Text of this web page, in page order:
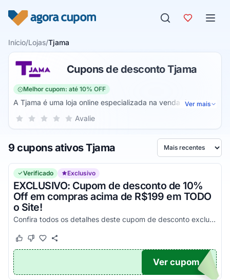
Início/Lojas/Tjama
Cupons de desconto Tjama
Melhor cupom: até 10% OFF
A Tjama é uma loja online especializada na venda de
pijamas femininos, masculinos e, também, infantis. Assim,
independente de qual você tenha. Além disso, também há
Ver mais
Sua nota para Tjama, de 1 a 5 estrelas
5 estrelas
4 estrelas
3 estrelas
2 estrelas
1 estrela Avalie
9 cupons ativos Tjama Ordenar por
Verificado Exclusivo
EXCLUSIVO: Cupom de desconto de 10%
Off em compras acima de R$199 em TODO
o Site!
Confira todos os detalhes deste cupom de desconto exclusivo e aproveite com os melhores benefícios em todas as suas compras online ainda hoje utilizando o seu Código promocional!
Este cupom funcionou
Este cupom não funcionou
OM10
Ver cupom